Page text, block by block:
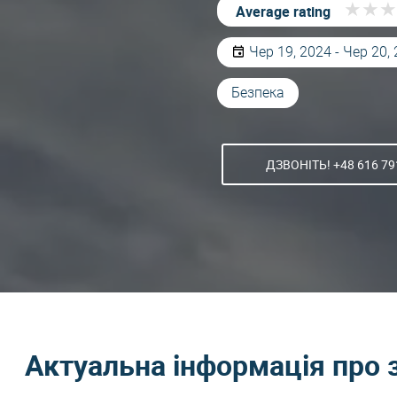
Average rating ★ ★ ★
★ ★ ★
Чер 19, 2024 - Чер 20,
Безпека
ДЗВОНІТЬ! +48 616
Актуальна інформація про